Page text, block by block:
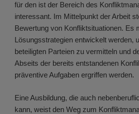
für den ist der Bereich des
interessant. Im Mittelpunkt der Arbeit
Bewertung von Konfliktsituationen. Es
Lösungsstrategien entwickelt werden,
beteiligten Parteien zu vermitteln und
Abseits der bereits entstandenen
präventive Aufgaben ergriffen werden.
Eine Ausbildung, die auch
kann, weist den Weg zum